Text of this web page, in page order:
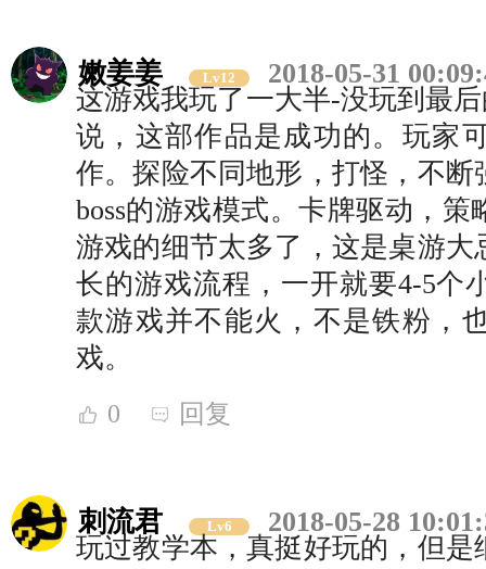
嫩姜姜 Lv12
2018-05-31
这游戏我玩了一大半-没玩到最
说，这部作品是成功的。玩家
作。探险不同地形，打怪，不
boss的游戏模式。卡牌驱动，
游戏的细节太多了，这是桌游
长的游戏流程，一开就要4-5个
款游戏并不能火，不是铁粉，
戏。
0 回复
刺流君 Lv6
2018-05-28
玩过教学本，真挺好玩的，但